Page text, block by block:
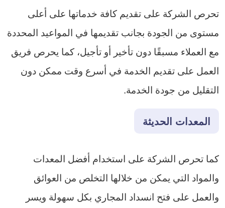
تحرص الشركة على تقديم كافة خدماتها على أعلى
مستوى من الجودة بجانب تقديمها في المواعيد المحددة
مع العملاء مسبقًا دون تأخير أو تأجيل، كما يحرص فريق
العمل على تقديم الخدمة في أسرع وقت ممكن دون
التقليل من جودة الخدمة.
المعدات الحديثة
كما تحرص الشركة على استخدام أفضل المعدات
والمواد التي يمكن من خلالها التخلص من العوائق
والعمل على فتح انسداد المجاري بكل سهولة ويسر